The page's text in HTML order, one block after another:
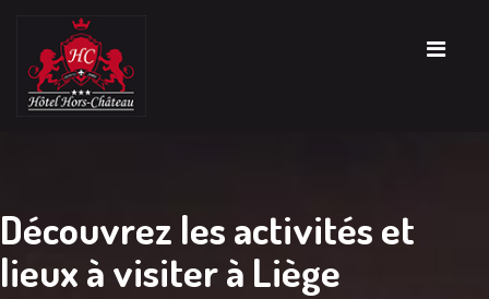
Découvrez les activités et
lieux à visiter à Liège